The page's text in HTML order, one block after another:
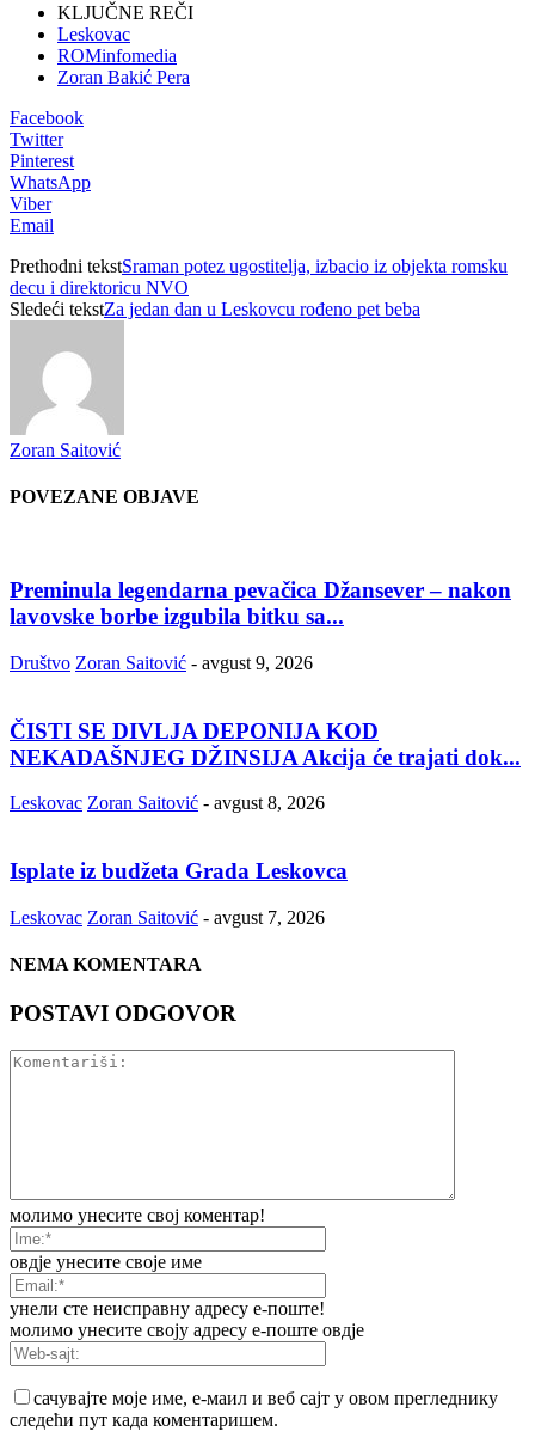
KLJUČNE REČI
Leskovac
ROMinfomedia
Zoran Bakić Pera
Facebook
Twitter
Pinterest
WhatsApp
Viber
Email
Prethodni tekstSraman potеz ugostitеlja, izbacio iz objеkta romsku
dеcu i dirеktoricu NVO
Sledeći tekstZa jedan dan u Leskovcu rođeno pet beba
Zoran Saitović
POVEZANE OBJAVE
Preminula legendarna pevačica Džansever – nakon
lavovske borbe izgubila bitku sa...
Društvo Zoran Saitović - avgust 9, 2026
ČISTI SE DIVLJA DEPONIJA KOD
NEKADAŠNJEG DŽINSIJA Akcija će trajati dok...
Leskovac Zoran Saitović - avgust 8, 2026
Isplate iz budžeta Grada Leskovca
Leskovac Zoran Saitović - avgust 7, 2026
NEMA KOMENTARA
POSTAVI ODGOVOR
молимо унесите свој коментар!
овдје унесите своје име
унели сте неисправну адресу е-поште!
молимо унесите своју адресу е-поште овдје
сачувајте моје име, е-маил и веб сајт у овом прегледнику
следећи пут када коментаришем.